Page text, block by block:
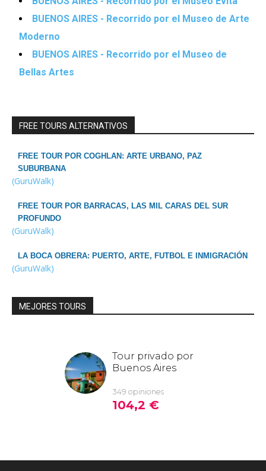
BUENOS AIRES - Recorrido por el Museo de Arte
Moderno
BUENOS AIRES - Recorrido por el Museo de
Bellas Artes
FREE TOURS ALTERNATIVOS
FREE TOUR POR COGHLAN: ARTE URBANO, PAZ
SUBURBANA
(GuruWalk)
FREE TOUR POR BARRACAS, LAS MIL CARAS DEL SUR
PROFUNDO
(GuruWalk)
LA BOCA OBRERA: PUERTO, ARTE, FUTBOL E INMIGRACIÓN
(GuruWalk)
MEJORES TOURS